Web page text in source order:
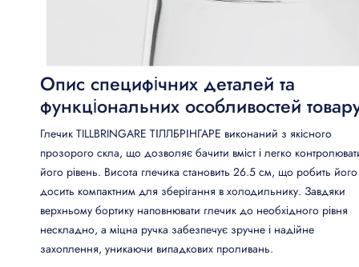
Опис специфічних деталей та
функціональних особливостей
Глечик TILLBRINGARE ТІЛЛБРІНГАРЕ виконаний з якісного
прозорого скла, що дозволяє бачити вміст і легко
його рівень. Висота глечика становить 26.5 см, що робить його
досить компактним для зберігання в холодильнику. Завдяки
верхньому бортику наповнювати глечик до необхідного рівня
нескладно, а міцна ручка забезпечує зручне і надійне
захоплення, уникаючи випадкових проливань.